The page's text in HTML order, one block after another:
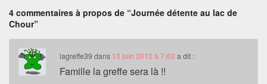
4 commentaires à propos de “Journée détente au lac de
Chour”
lagreffe39 dans 13 juin 2012 à 7:02 a dit :
Famille la greffe sera là !!